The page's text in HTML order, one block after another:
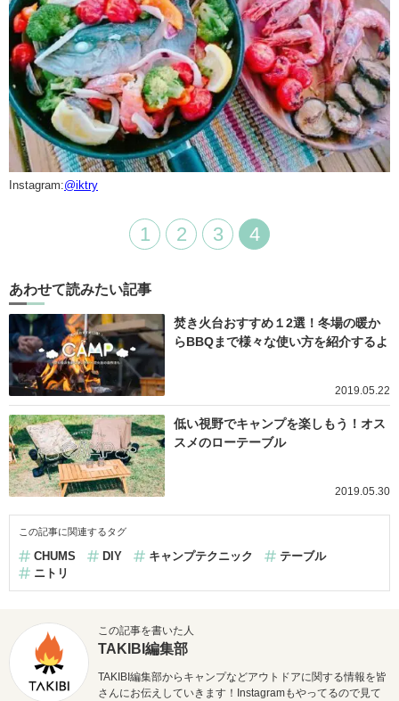
Instagram:@iktry
1 2 3 4
あわせて読みたい記事
焚き火台おすすめ１2選！冬場の暖か
らBBQまで様々な使い方を紹介するよ
2019.05.22
低い視野でキャンプを楽しもう！オス
スメのローテーブル
2019.05.30
この記事に関連するタグ
CHUMS DIY キャンプテクニック
テーブル
ニトリ
この記事を書いた人
TAKIBI編集部
TAKIBI編集部からキャンプなどアウトドアに関する情報を皆
さんにお伝えしていきます！Instagramもやってるので見て